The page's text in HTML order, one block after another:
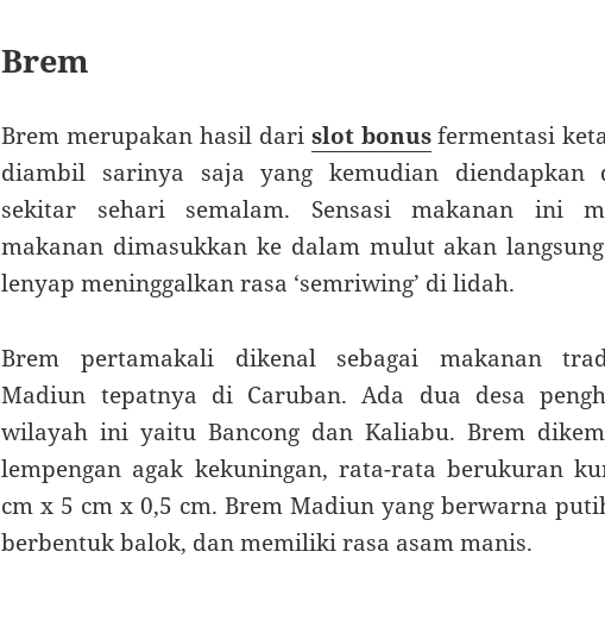
Brem
Brem merupakan hasil dari slot bonusfermentasi
diambil sarinya saja yang kemudian diendapkan
sekitar sehari semalam. Sensasi makanan ini
makanan dimasukkan ke dalam mulut akan
lenyap meninggalkan rasa ‘semriwing’ di lidah.
Brem pertamakali dikenal sebagai makanan
Madiun tepatnya di Caruban. Ada dua desa
wilayah ini yaitu Bancong dan Kaliabu. Brem
lempengan agak kekuningan, rata-rata berukuran
cm x 5 cm x 0,5 cm. Brem Madiun yang berwarna
berbentuk balok, dan memiliki rasa asam manis.